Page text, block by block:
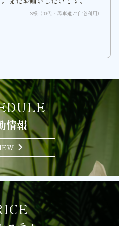
S様（30代・馬車道ご自宅利用）
情報
chevron_right